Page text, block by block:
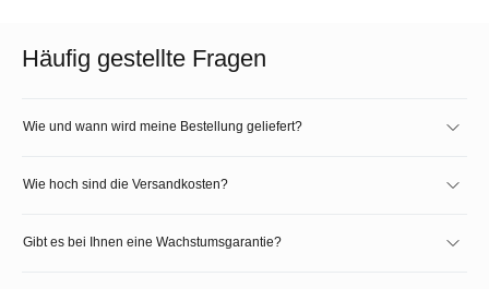
Häufig gestellte Fragen
Wie und wann wird meine Bestellung geliefert?
Wie hoch sind die Versandkosten?
Gibt es bei Ihnen eine Wachstumsgarantie?